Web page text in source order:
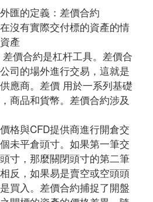
匯的定義：差價合約
在沒有實際交付標的資產的情
產
價合約是杠杆工具。差價合
司的場外進行交易，這就是
應商。差價 用於一系列基礎
商品和貨幣。差價合約涉及
格與CFD提供商進行開倉交
未平倉頭寸。如果第一筆交
寸，那麼關閉頭寸的第二筆
反，如果易是賣空或空頭頭
買入。差價合約捕捉了開盤